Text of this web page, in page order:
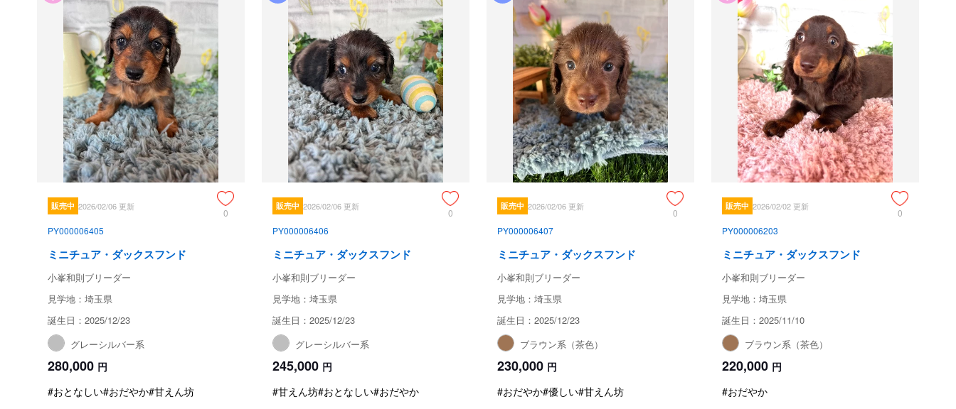
販売中 2026/02/06 更新
0
PY000006405
ミニチュア・ダックスフンド
小峯和則ブリーダー
見学地：埼玉県
誕生日：2025/12/23
グレーシルバー系
280,000 円
#おとなしい#おだやか#甘えん坊
販売中 2026/02/06 更新
0
PY000006406
ミニチュア・ダックスフンド
小峯和則ブリーダー
見学地：埼玉県
誕生日：2025/12/23
グレーシルバー系
245,000 円
#甘えん坊#おとなしい#おだやか
販売中 2026/02/06 更新
0
PY000006407
ミニチュア・ダックスフンド
小峯和則ブリーダー
見学地：埼玉県
誕生日：2025/12/23
ブラウン系（茶色）
230,000 円
#おだやか#優しい#甘えん坊
販売中 2026/02/02 更新
0
PY000006203
ミニチュア・ダックスフンド
小峯和則ブリーダー
見学地：埼玉県
誕生日：2025/11/10
ブラウン系（茶色）
220,000 円
#おだやか